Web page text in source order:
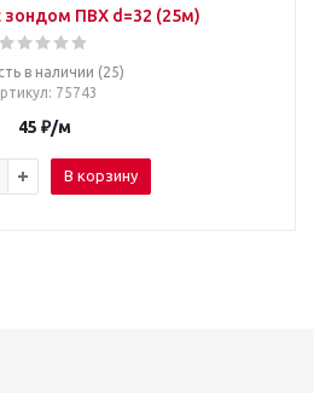
зондом ПВХ d=32 (25м)
в наличии (25)
: 75743
45 ₽/м
В корзину